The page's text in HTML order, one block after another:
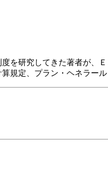
を研究してきた著者が、
規定、プラン・ヘネラー